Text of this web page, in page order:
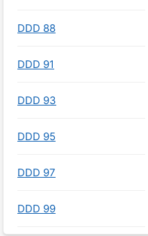
DDD 88
DDD 91
DDD 93
DDD 95
DDD 97
DDD 99